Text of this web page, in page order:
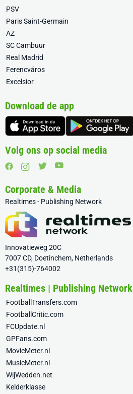
PSV
Paris Saint-Germain
AZ
SC Cambuur
Real Madrid
Ferencváros
Excelsior
Download de app
Volg ons op social media
Corporate & Media
Realtimes - Publishing Network
Innovatieweg 20C
7007 CD, Doetinchem, Netherlands
+31(315)-764002
Realtimes | Publishing Network
FootballTransfers.com
FootballCritic.com
FCUpdate.nl
GPFans.com
MovieMeter.nl
MusicMeter.nl
WijWedden.net
Kelderklasse